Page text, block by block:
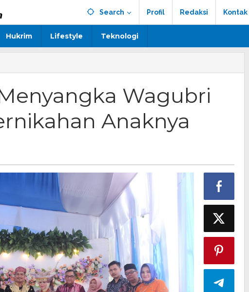
Search Profil Redaksi Kontak
Hukrim Lifestyle Teknologi
Wagubri
Anaknya